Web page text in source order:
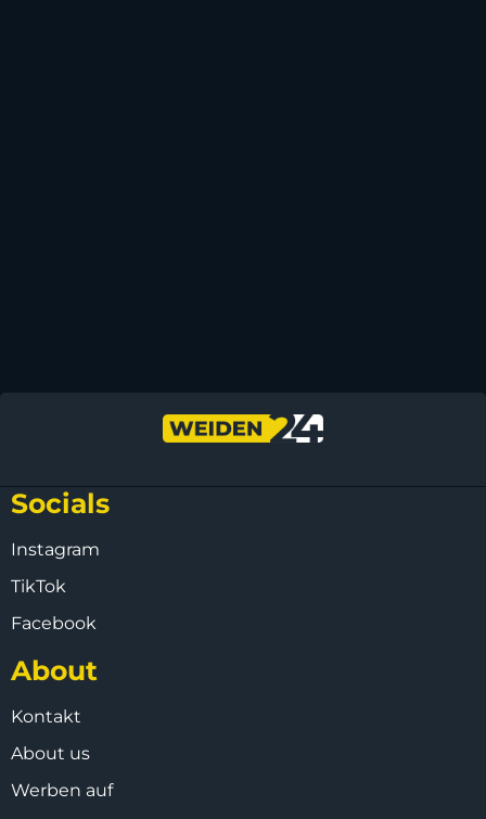
Socials
Instagram
TikTok
Facebook
About
Kontakt
About us
Werben auf